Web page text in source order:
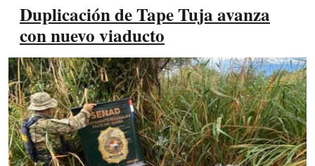
Duplicación de Tape Tuja avanza
con nuevo viaducto